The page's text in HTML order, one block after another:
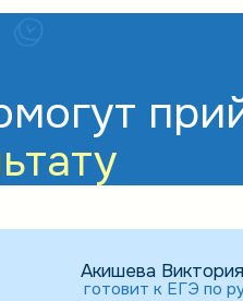
Акишева
готовит к ЕГЭ по